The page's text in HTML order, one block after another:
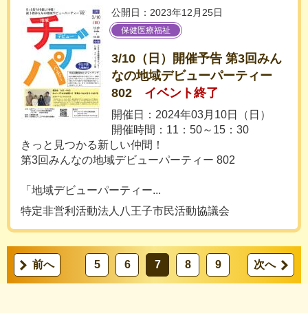
公開日：2023年12月25日
保健医療福祉
3/10（日）開催予告 第3回みん
なの地域デビューパーティー
802
イベント終了
開催日：2024年03月10日（日）
開催時間：11：50～15：30
きっと見つかる新しい仲間！
第3回みんなの地域デビューパーティー 802
「地域デビューパーティー...
特定非営利活動法人八王子市民活動協議会
前へ 5 6 7 8 9 次へ